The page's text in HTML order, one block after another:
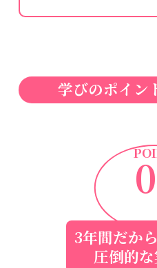
学びのポイン
3年間だか
圧倒的な